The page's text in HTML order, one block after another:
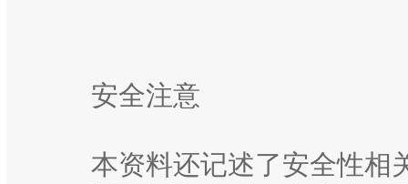
安全注意
本资料还记述了安全性相